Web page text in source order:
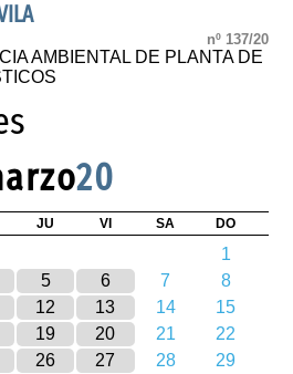
nº 137/20
AMBIENTAL DE PLANTA DE
20
JU VI SA DO
1
5 6 7
8
12 13 14
15
19 20 21
22
26 27 28
29